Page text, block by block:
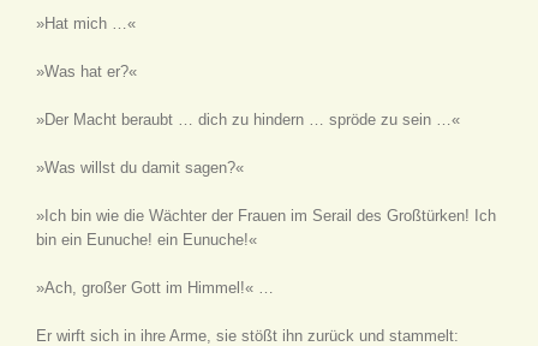
»Hat mich …«
»Was hat er?«
»Der Macht beraubt … dich zu hindern … spröde zu sein …«
»Was willst du damit sagen?«
»Ich bin wie die Wächter der Frauen im Serail des Großtürken! Ich
bin ein Eunuche! ein Eunuche!«
»Ach, großer Gott im Himmel!« …
Er wirft sich in ihre Arme, sie stößt ihn zurück und stammelt: